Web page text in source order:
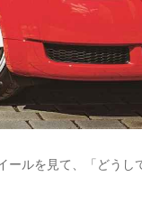
ールを見て、「どう